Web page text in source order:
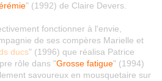
" (1992) de Claire Devers.
fonctionner à l'envie,
de ses compères Marielle et
ducs" (1996) que réalisa Patrice
rôle dans "Grosse fatigue" (1994)
savoureux en mousquetaire sur